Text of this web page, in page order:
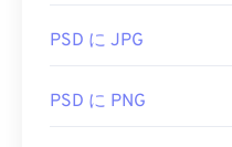
ばいいですか?
PSD に JPG
PSD に PNG